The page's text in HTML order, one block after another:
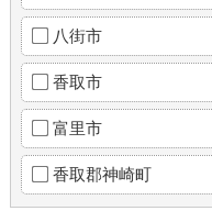
八街市
香取市
富里市
香取郡神崎町